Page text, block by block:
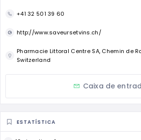
+41 32 501 39 60
http://www.saveursetvins.ch/
Pharmacie Littoral Centre SA, Chemin de
Switzerland
Caixa de
ESTATÍSTICA